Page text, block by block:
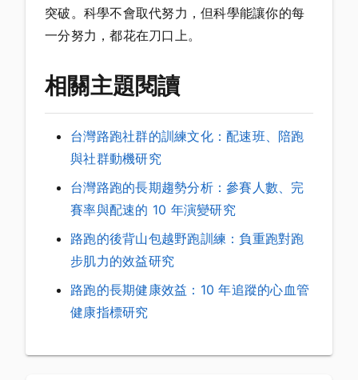
突破。科學不會取代努力，但科學能讓你的每
一分努力，都花在刀口上。
相關主題閱讀
台灣路跑社群的訓練文化：配速班、陪跑
與社群動機研究
台灣路跑的長期趨勢分析：參賽人數、完
賽率與配速的 10 年演變研究
路跑的後背山包越野跑訓練：負重跑對跑
步肌力的效益研究
路跑的長期健康效益：10 年追蹤的心血管
健康指標研究